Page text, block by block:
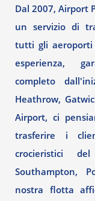
Dal 2007, Airport
un servizio di
tutti gli aeroporti
esperienza,
completo
Heathrow,
Airport, ci
trasferire i
crocieristici
Southampton,
nostra flotta